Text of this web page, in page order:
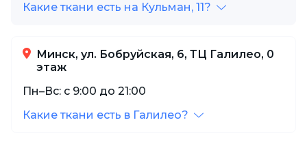
Какие ткани есть на Кульман, 11?
Минск, ул. Бобруйская, 6, ТЦ Галилео, 0
этаж
Пн–Вс: с 9:00 до 21:00
Какие ткани есть в Галилео?